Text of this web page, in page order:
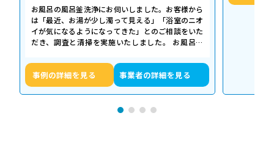
お風呂の風呂釜洗浄にお伺いしました。お客様から
は「最近、お湯が少し濁って見える」「浴室のニオ
イが気になるようになってきた」とのご相談をいた
だき、調査と清掃を実施いたしました。 お風呂の
事例の詳細を見る 事業者の詳細を見る